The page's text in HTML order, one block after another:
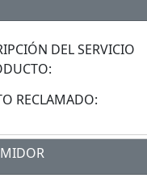
DEL SERVICIO
RECLAMADO: